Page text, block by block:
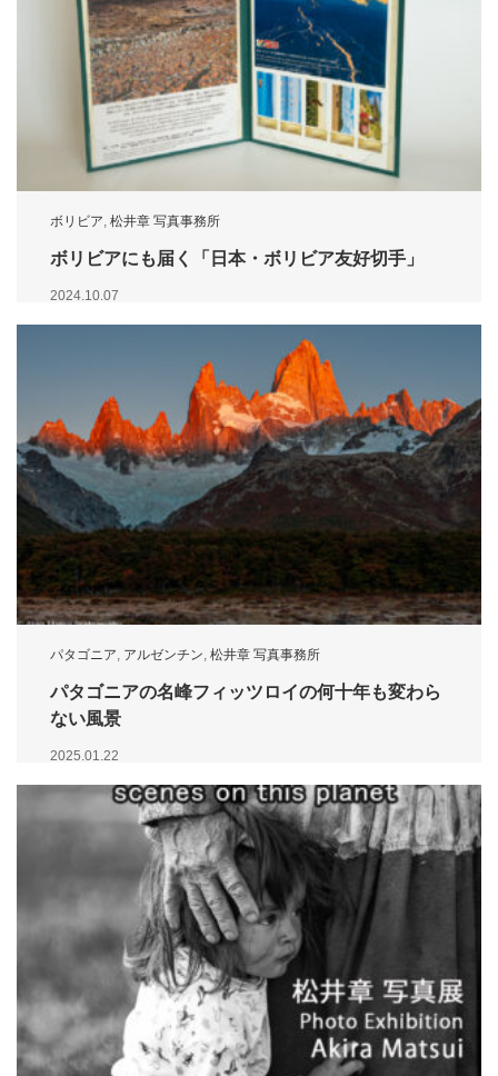
ボリビア, 松井章 写真事務所
ボリビアにも届く「日本・ボリビア友好切手」
2024.10.07
パタゴニア アルゼンチン 松井章 写真事務所
パタゴニアの名峰フィッツロイの何十年も変わら
ない風景
2025.01.22